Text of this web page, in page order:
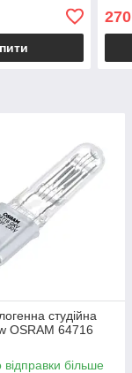
270
студійна
OSRAM 64716
відправки більше